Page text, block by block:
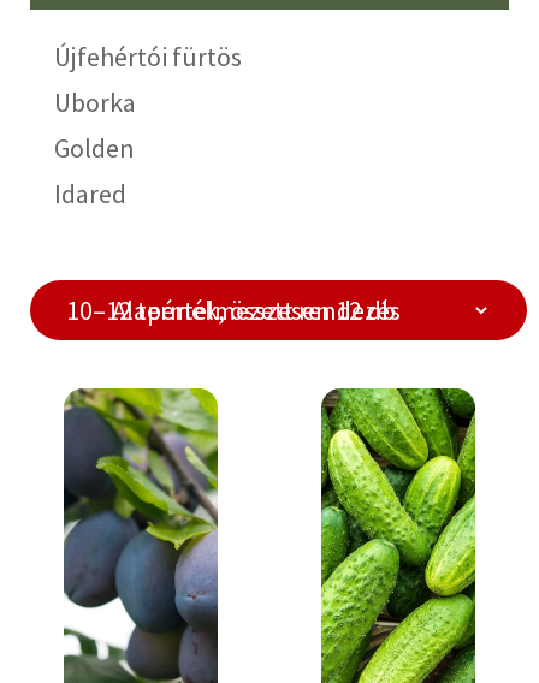
Újfehértói fürtös
Uborka
Golden
Idared
10–12 termék, összesen 12 db